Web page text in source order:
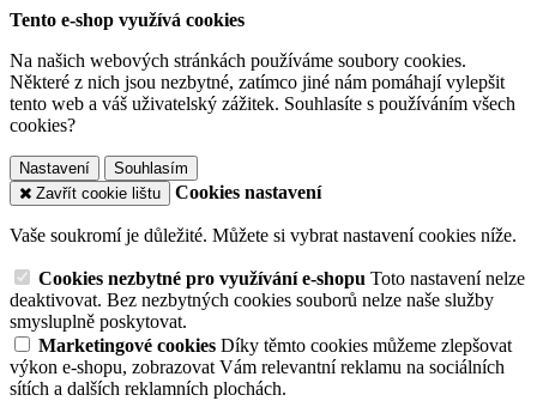
Tento e-shop využívá cookies
Na našich webových stránkách používáme soubory cookies.
Některé z nich jsou nezbytné, zatímco jiné nám pomáhají vylepšit
tento web a váš uživatelský zážitek. Souhlasíte s používáním všech
cookies?
Nastavení
Souhlasím
Zavřít cookie lištu
Cookies nastavení
Vaše soukromí je důležité. Můžete si vybrat nastavení cookies níže.
Cookies nezbytné pro využívání e-shopu Toto nastavení nelze
deaktivovat. Bez nezbytných cookies souborů nelze naše služby
smysluplně poskytovat.
Marketingové cookies Díky těmto cookies můžeme zlepšovat
výkon e-shopu, zobrazovat Vám relevantní reklamu na sociálních
sítích a dalších reklamních plochách.